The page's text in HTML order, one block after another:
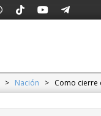
> Nación > Como cierre